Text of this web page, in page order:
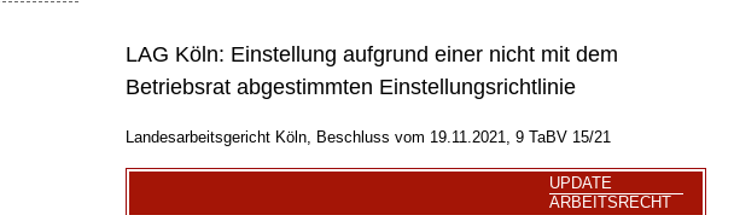
LAG Köln: Einstellung aufgrund einer nicht mit dem
Betriebsrat abgestimmten Einstellungsrichtlinie
Landesarbeitsgericht Köln, Beschluss vom 19.11.2021, 9 TaBV 15/21
UPDATE
ARBEITSRECHT